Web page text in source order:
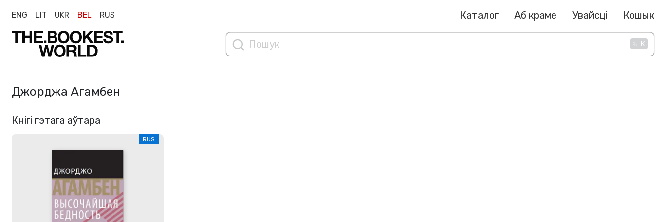
ENG LIT UKR BEL RUS Каталог Аб краме Увайсці Кошык
⌘ K
Джорджа Агамбен
Кнігі гэтага аўтара
RUS